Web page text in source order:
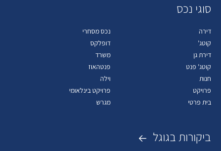
סוגי נכס
דירה
נכס מסחרי
קוטג'
דופלקס
דירת גן
משרד
קוטג' פנט
פנטהאוז
חנות
וילה
פרויקט
פרויקט בינלאומי
בית פרטי
מגרש
ביקורות בגוגל